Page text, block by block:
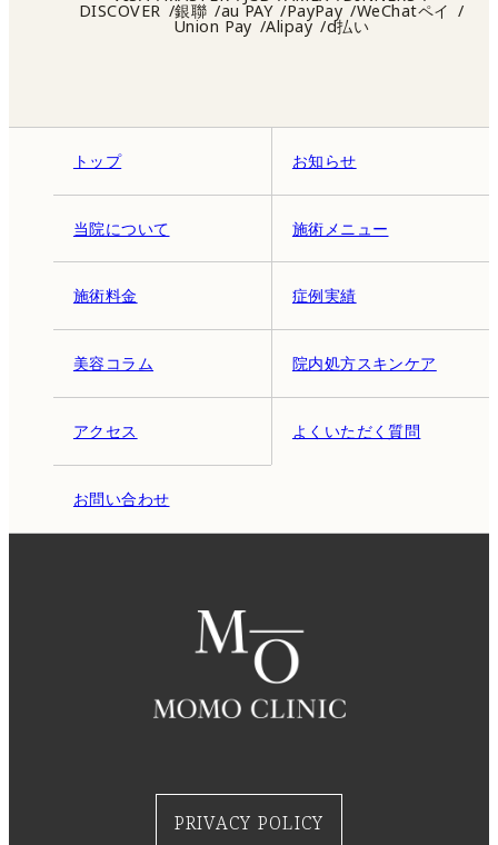
トップ お知らせ
当院について 施術メニュー
施術料金 症例実績
美容コラム 院内処方スキンケア
アクセス よくいただく質問
お問い合わせ
DISCOVER 銀聯 au PAY PayPay WeChatペイ
Union Pay Alipay d払い
PRIVACY POLICY